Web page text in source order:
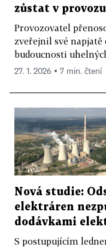
zůstat v
Provozovatel
zveřejnil své
budoucnosti
27. 1. 2026 ▪ 7 min. čtení
Nová studie:
elektráren
dodávkami
S postupujícím